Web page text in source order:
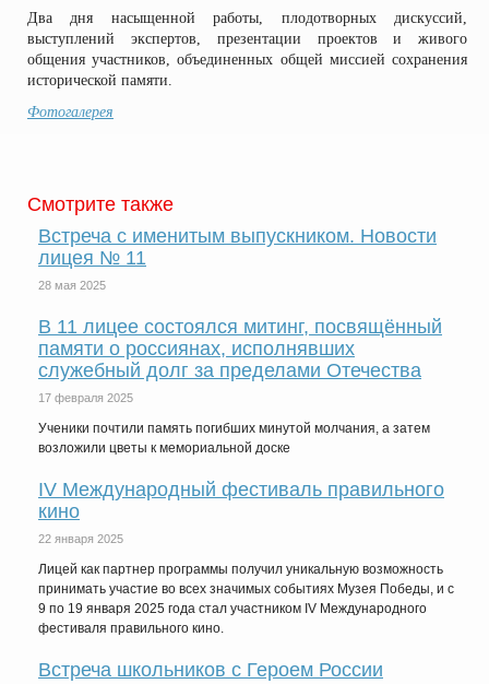
Два дня насыщенной работы, плодотворных дискуссий,
выступлений экспертов, презентации проектов и живого
общения участников, объединенных общей миссией сохранения
исторической памяти.
Фотогалерея
Смотрите также
Встреча с именитым выпускником. Новости
лицея № 11
28 мая 2025
В 11 лицее состоялся митинг, посвящённый
памяти о россиянах, исполнявших
служебный долг за пределами Отечества
17 февраля 2025
Ученики почтили память погибших минутой молчания, а затем
возложили цветы к мемориальной доске
IV Международный фестиваль правильного
кино
22 января 2025
Лицей как партнер программы получил уникальную возможность
принимать участие во всех значимых событиях Музея Победы, и с
9 по 19 января 2025 года стал участником IV Международного
фестиваля правильного кино.
Встреча школьников с Героем России